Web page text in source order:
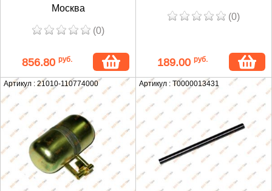
Москва
(0)
856.80 руб.
(0)
189.00 руб.
Артикул : 21010-110774000 Артикул : T0000013431